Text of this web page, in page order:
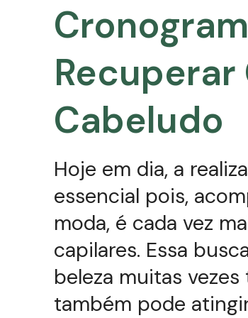
Cabeludo
Hoje em dia, a
essencial pois,
moda, é cada vez
capilares. Essa
beleza muitas
também pode